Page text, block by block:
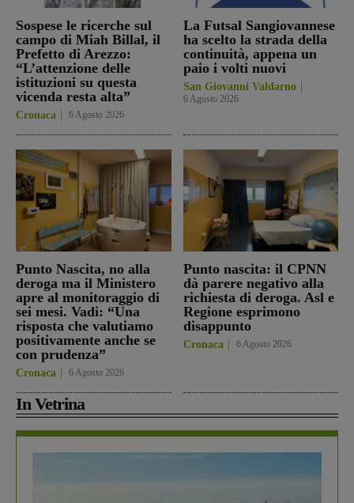
Sospese le ricerche sul
campo di Miah Billal, il
Prefetto di Arezzo:
“L’attenzione delle
istituzioni su questa
vicenda resta alta”
Cronaca 6 Agosto 2026
La Futsal Sangiovannese
ha scelto la strada della
continuità, appena un
paio i volti nuovi
San Giovanni Valdarno
6 Agosto 2026
Punto Nascita, no alla
deroga ma il Ministero
apre al monitoraggio di
sei mesi. Vadi: “Una
risposta che valutiamo
positivamente anche se
con prudenza”
Cronaca 6 Agosto 2026
Punto nascita: il CPNN
dà parere negativo alla
richiesta di deroga. Asl e
Regione esprimono
disappunto
Cronaca 6 Agosto 2026
In Vetrina